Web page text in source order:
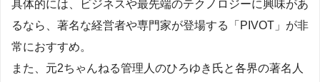
具体的には、ビジネスや最先端のテクノロジーに興味があ
るなら、著名な経営者や専門家が登場する「PIVOT」が非
常におすすめ。
また、元2ちゃんねる管理人のひろゆき氏と各界の著名人